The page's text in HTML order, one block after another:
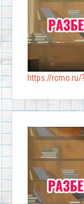
https://rcmo.ru/